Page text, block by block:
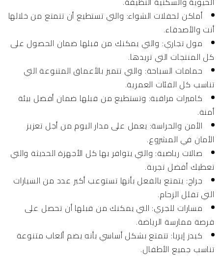
أماكن لحفلات الشواء: والتي تستطيع أن تتمتع من خلالها
أنت والأصدقاء.
مول تجاري: والتي يمكنك من قبلها ضمان الحصول على
كل المنتجات التي تريدها.
حمامات السباحة: والتي تتميز بالأعماق المتنوعة التي
تناسب كل الفئات العمرية.
كاميرات مراقبة: وتستطيع من قبلها ضمان أفضل بيئة
أمنة.
الأمن والحراسة: يعمل على مدار اليوم من أجل تعزيز
الأمان في المشروع.
صالات رياضية: والتي يتوافر بها كل الأجهزة الحديثة والتي
تعطيك أفضل تجربة.
جراج: يتمتع بالفعل بأنها تستوعب أكبر عدد من السيارات
التي تقلل الزحام.
مسارات للجري: التي يمكنك من قبلها أن تحصل على
فرصة ممارسة الرياضة.
كيدز إيريا: تتمتع بشكل أساسي بأنه يضم ألعاب متنوعة
تناسب جميع الأطفال.